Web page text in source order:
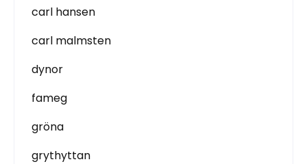
carl hansen
carl malmsten
dynor
fameg
gröna
grythyttan